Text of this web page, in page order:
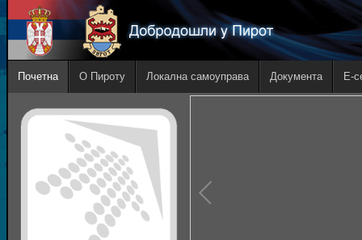
Почетна О Пироту Локална самоуправа Документа E-